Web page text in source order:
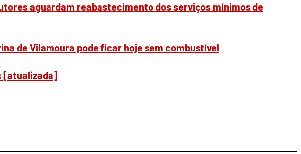
aguardam reabastecimento dos serviços mínimos de
de Vilamoura pode ficar hoje sem combustível
[atualizada]